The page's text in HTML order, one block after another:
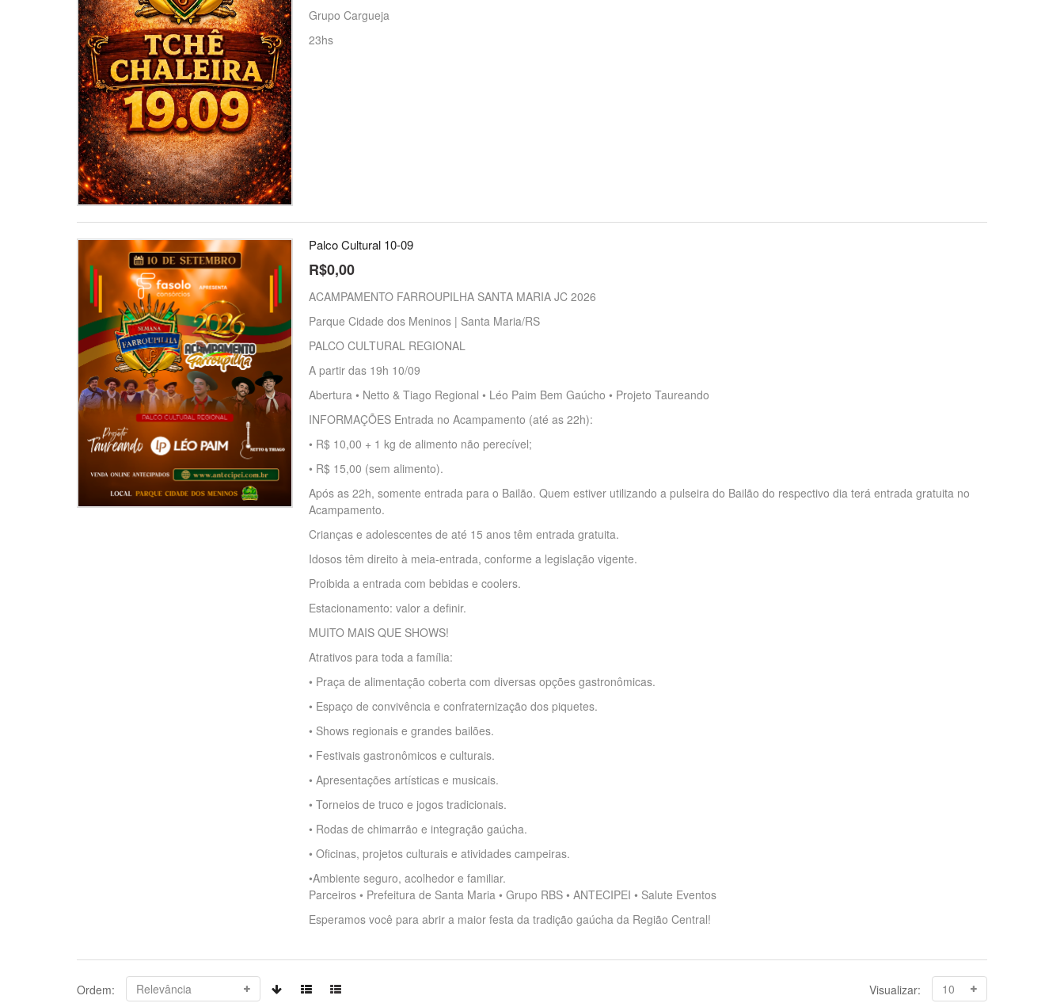
Grupo Cargueja
23hs
Palco Cultural 10-09
R$0,00
ACAMPAMENTO FARROUPILHA SANTA MARIA JC 2026
Parque Cidade dos Meninos | Santa Maria/RS
PALCO CULTURAL REGIONAL
A partir das 19h 10/09
Abertura • Netto & Tiago Regional • Léo Paim Bem Gaúcho • Projeto Taureando
INFORMAÇÕES Entrada no Acampamento (até as 22h):
• R$ 10,00 + 1 kg de alimento não perecível;
• R$ 15,00 (sem alimento).
Após as 22h, somente entrada para o Bailão. Quem estiver utilizando a pulseira do Bailão do respectivo dia terá entrada gratuita no
Acampamento.
Crianças e adolescentes de até 15 anos têm entrada gratuita.
Idosos têm direito à meia-entrada, conforme a legislação vigente.
Proibida a entrada com bebidas e coolers.
Estacionamento: valor a definir.
MUITO MAIS QUE SHOWS!
Atrativos para toda a família:
• Praça de alimentação coberta com diversas opções gastronômicas.
• Espaço de convivência e confraternização dos piquetes.
• Shows regionais e grandes bailões.
• Festivais gastronômicos e culturais.
• Apresentações artísticas e musicais.
• Torneios de truco e jogos tradicionais.
• Rodas de chimarrão e integração gaúcha.
• Oficinas, projetos culturais e atividades campeiras.
•Ambiente seguro, acolhedor e familiar.
Parceiros • Prefeitura de Santa Maria • Grupo RBS • ANTECIPEI • Salute Eventos
Esperamos você para abrir a maior festa da tradição gaúcha da Região Central!
Ordem: Visualizar: